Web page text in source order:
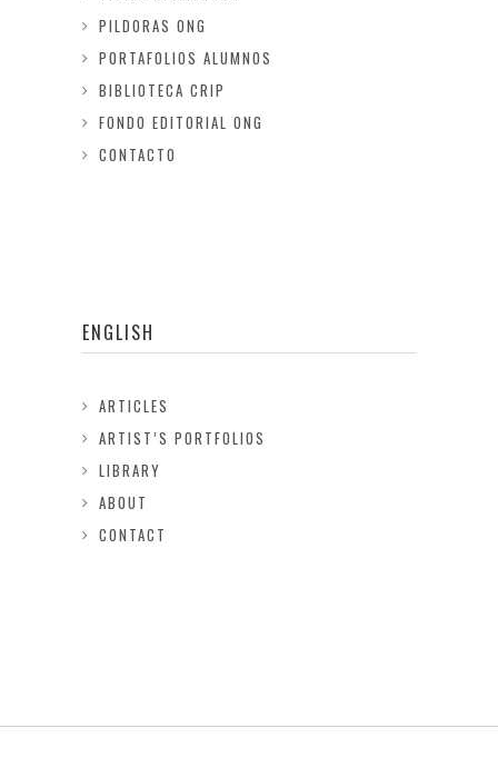
PILDORAS ONG
PORTAFOLIOS ALUMNOS
BIBLIOTECA CRIP
FONDO EDITORIAL ONG
CONTACTO
ENGLISH
ARTICLES
ARTIST’S PORTFOLIOS
LIBRARY
ABOUT
CONTACT